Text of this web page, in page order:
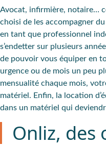
Avocat, infirmière, notaire…
choisi de les accompagner
en tant que professionnel
s’endetter sur plusieurs
de pouvoir vous équiper en
urgence ou de mois un peu
mensualité chaque mois,
matériel. Enfin, la location
dans un matériel qui
Onliz, des